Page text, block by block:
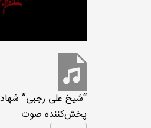
“شیخ علی رجبی”
پخش‌کننده صوت